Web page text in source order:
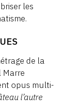
les
de la
Marre
opus multi-
l’autre